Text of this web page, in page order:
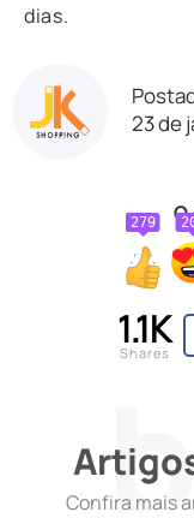
dias.
23 de
279
1.1K
Shares
Confira mais